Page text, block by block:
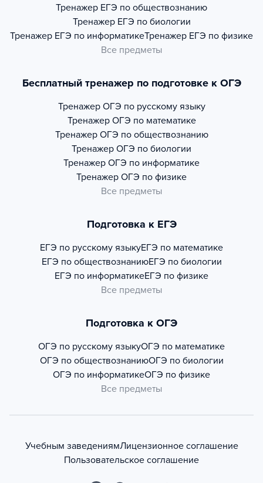
Тренажер ЕГЭ по обществознанию
Тренажер ЕГЭ по биологии
Тренажер ЕГЭ по информатикеТренажер ЕГЭ по физике
Все предметы
Бесплатный тренажер по подготовке к ОГЭ
Тренажер ОГЭ по русскому языку
Тренажер ОГЭ по математике
Тренажер ОГЭ по обществознанию
Тренажер ОГЭ по биологии
Тренажер ОГЭ по информатике
Тренажер ОГЭ по физике
Все предметы
Подготовка к ЕГЭ
ЕГЭ по русскому языкуЕГЭ по математике
ЕГЭ по обществознаниюЕГЭ по биологии
ЕГЭ по информатикеЕГЭ по физике
Все предметы
Подготовка к ОГЭ
ОГЭ по русскому языкуОГЭ по математике
ОГЭ по обществознаниюОГЭ по биологии
ОГЭ по информатикеОГЭ по физике
Все предметы
Учебным заведениямЛицензионное соглашение
Пользовательское соглашение